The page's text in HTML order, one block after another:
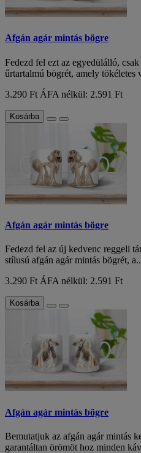
Afgán agár mintás bögre
Fedezd fel ezt az egyedülálló,
űrtartalmú bögrét, amely tökéletes
3.290 Ft ÁFA nélkül: 2.591 Ft
Kosárba
Afgán agár mintás bögre
Fedezd fel az új kedvenc reggeli
stílusú afgán agár mintás bögrét, a..
3.290 Ft ÁFA nélkül: 2.591 Ft
Kosárba
Afgán agár mintás bögre
Bemutatjuk az afgán agár mintás
garantáltan örömöt hoz minden